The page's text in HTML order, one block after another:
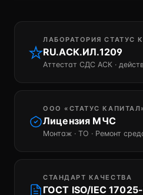
ЛАБОРАТОРИЯ СТАТУС
RU.АСК.ИЛ.1209
Аттестат СДС АСК ·
ООО «СТАТУС
Лицензия МЧС
Монтаж · ТО · Ремонт
СТАНДАРТ КАЧЕСТВА
ГОСТ ISO/IEC